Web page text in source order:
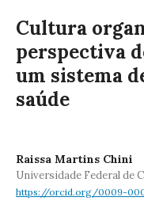
Cultura
perspectiva
um sistema
saúde
Raissa Martins Chini
Universidade Federal de
https://orcid.org/0009-